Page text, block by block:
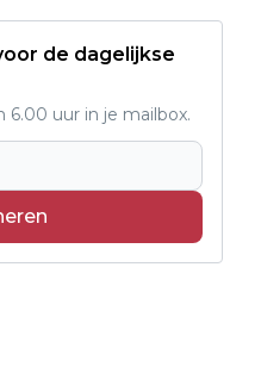
de dagelijkse
6.00 uur in je mailbox.